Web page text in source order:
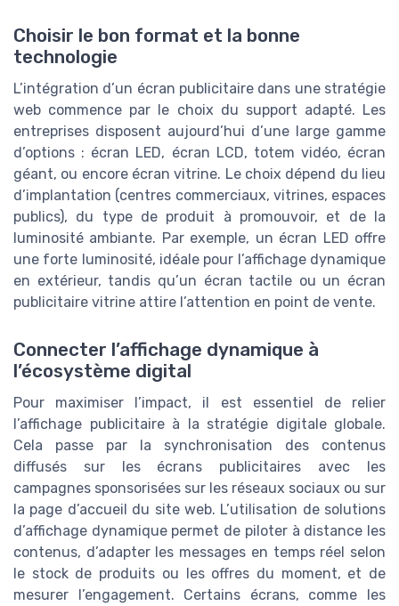
Choisir le bon format et la bonne
technologie
L’intégration d’un écran publicitaire dans une stratégie
web commence par le choix du support adapté. Les
entreprises disposent aujourd’hui d’une large gamme
d’options : écran LED, écran LCD, totem vidéo, écran
géant, ou encore écran vitrine. Le choix dépend du lieu
d’implantation (centres commerciaux, vitrines, espaces
publics), du type de produit à promouvoir, et de la
luminosité ambiante. Par exemple, un écran LED offre
une forte luminosité, idéale pour l’affichage dynamique
en extérieur, tandis qu’un écran tactile ou un écran
publicitaire vitrine attire l’attention en point de vente.
Connecter l’affichage dynamique à
l’écosystème digital
Pour maximiser l’impact, il est essentiel de relier
l’affichage publicitaire à la stratégie digitale globale.
Cela passe par la synchronisation des contenus
diffusés sur les écrans publicitaires avec les
campagnes sponsorisées sur les réseaux sociaux ou sur
la page d’accueil du site web. L’utilisation de solutions
d’affichage dynamique permet de piloter à distance les
contenus, d’adapter les messages en temps réel selon
le stock de produits ou les offres du moment, et de
mesurer l’engagement. Certains écrans, comme les